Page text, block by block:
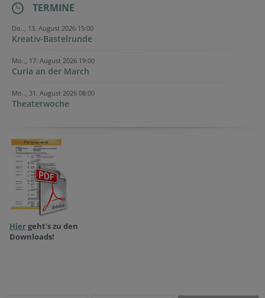
TERMINE
Do.., 13. August 2026 15:00
Kreativ-Bastelrunde
Mo.., 17. August 2026 19:00
Curia an der March
Mo.., 31. August 2026 08:00
Theaterwoche
Hiergeht's zu den
Downloads!